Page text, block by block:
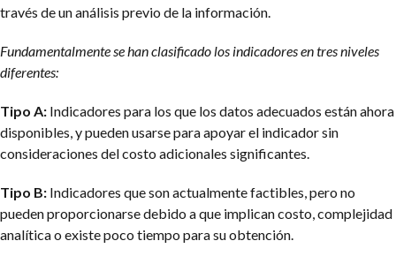
través de un análisis previo de la información.
Fundamentalmente se han clasificado los indicadores en tres niveles
diferentes:
Tipo A: Indicadores para los que los datos adecuados están ahora
disponibles, y pueden usarse para apoyar el indicador sin
consideraciones del costo adicionales significantes.
Tipo B: Indicadores que son actualmente factibles, pero no
pueden proporcionarse debido a que implican costo, complejidad
analítica o existe poco tiempo para su obtención.